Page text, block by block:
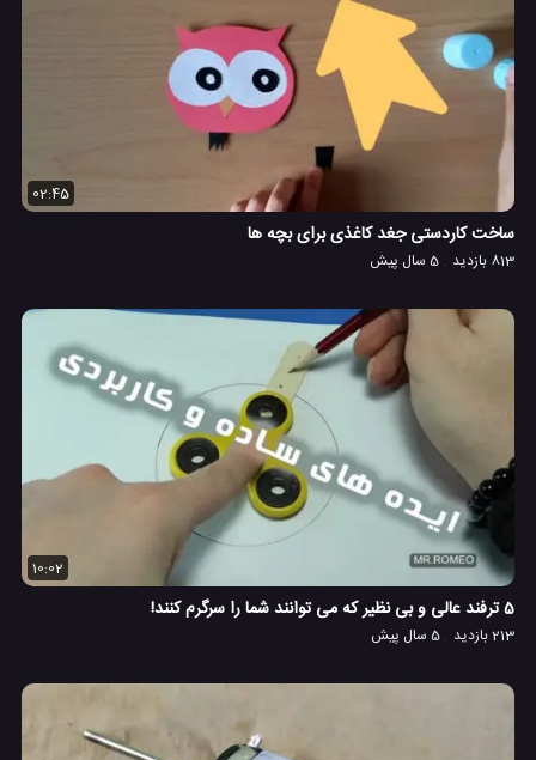
02:45
ساخت کاردستی جغد کاغذی برای بچه ها
813 بازدید 5 سال پیش
10:02
5 ترفند عالی و بی نظیر که می توانند شما را سرگرم کنند!
213 بازدید 5 سال پیش